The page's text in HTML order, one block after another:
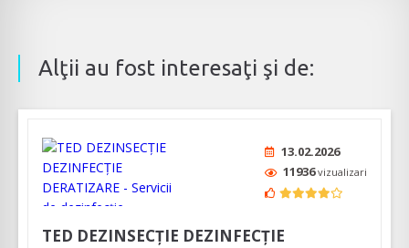
Alţii au fost interesaţi şi de:
13.02.2026
11936vizualizari
TED DEZINSECŢIE DEZINFECŢIE